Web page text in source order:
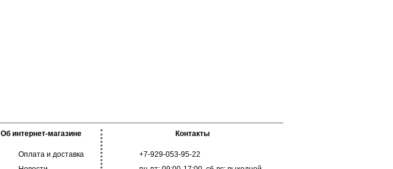
Об интернет-магазине
Оплата и доставка
Контакты
+7-929-053-95-22